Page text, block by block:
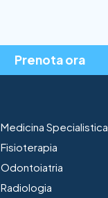
Prenota ora
Medicina Specialistica
Fisioterapia
Odontoiatria
Radiologia